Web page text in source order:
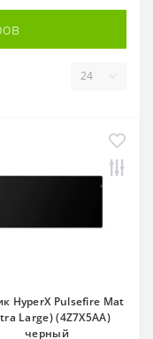
HyperX Pulsefire Mat
Large) (4Z7X5AA)
черный